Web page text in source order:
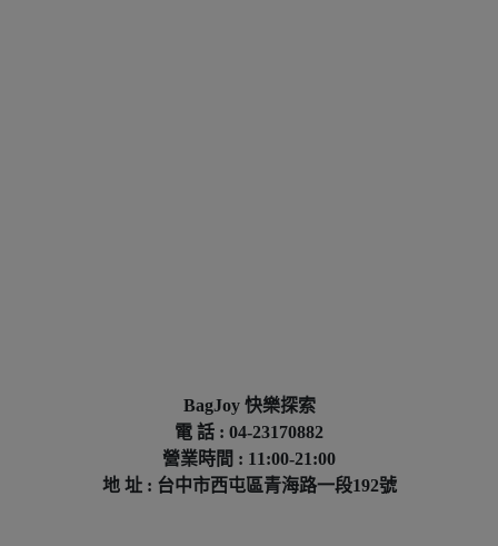
BagJoy 快樂探索
電 話 : 04-23170882
營業時間 : 11:00-21:00
地 址 : 台中市西屯區青海路一段192號